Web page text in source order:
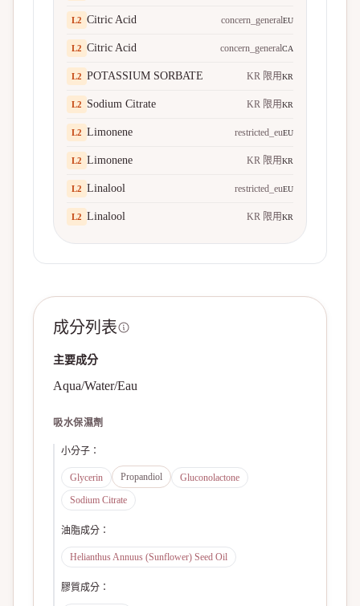
L2 Citric Acid concern_generalEU
L2 Citric Acid concern_generalCA
L2 POTASSIUM SORBATE KR 限用KR
L2 Sodium Citrate KR 限用KR
L2 Limonene restricted_euEU
L2 Limonene KR 限用KR
L2 Linalool restricted_euEU
L2 Linalool KR 限用KR
成分列表
主要成分
Aqua/Water/Eau
吸水保濕劑
小分子 ：
Glycerin Propandiol
Gluconolactone
Sodium Citrate
油脂成分 ：
Helianthus Annuus (Sunflower) Seed Oil
膠質成分 ：